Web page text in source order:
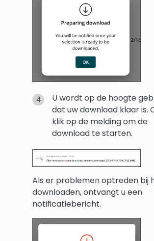
U wordt op de hoogte
dat uw download klaar is.
klik op de melding om de
download te starten.
Als er problemen optreden bij
downloaden, ontvangt u een
notificatiebericht.